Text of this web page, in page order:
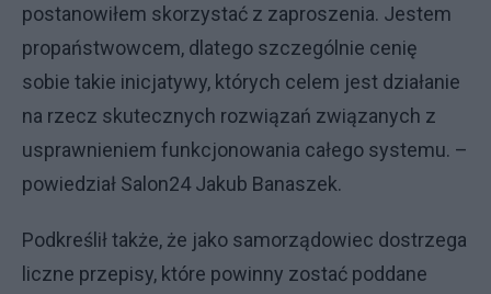
postanowiłem skorzystać z zaproszenia. Jestem
propaństwowcem, dlatego szczególnie cenię
sobie takie inicjatywy, których celem jest działanie
na rzecz skutecznych rozwiązań związanych z
usprawnieniem funkcjonowania całego systemu. –
powiedział Salon24 Jakub Banaszek.
Podkreślił także, że jako samorządowiec dostrzega
liczne przepisy, które powinny zostać poddane